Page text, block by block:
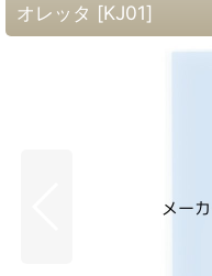
オレッタ [KJ01]